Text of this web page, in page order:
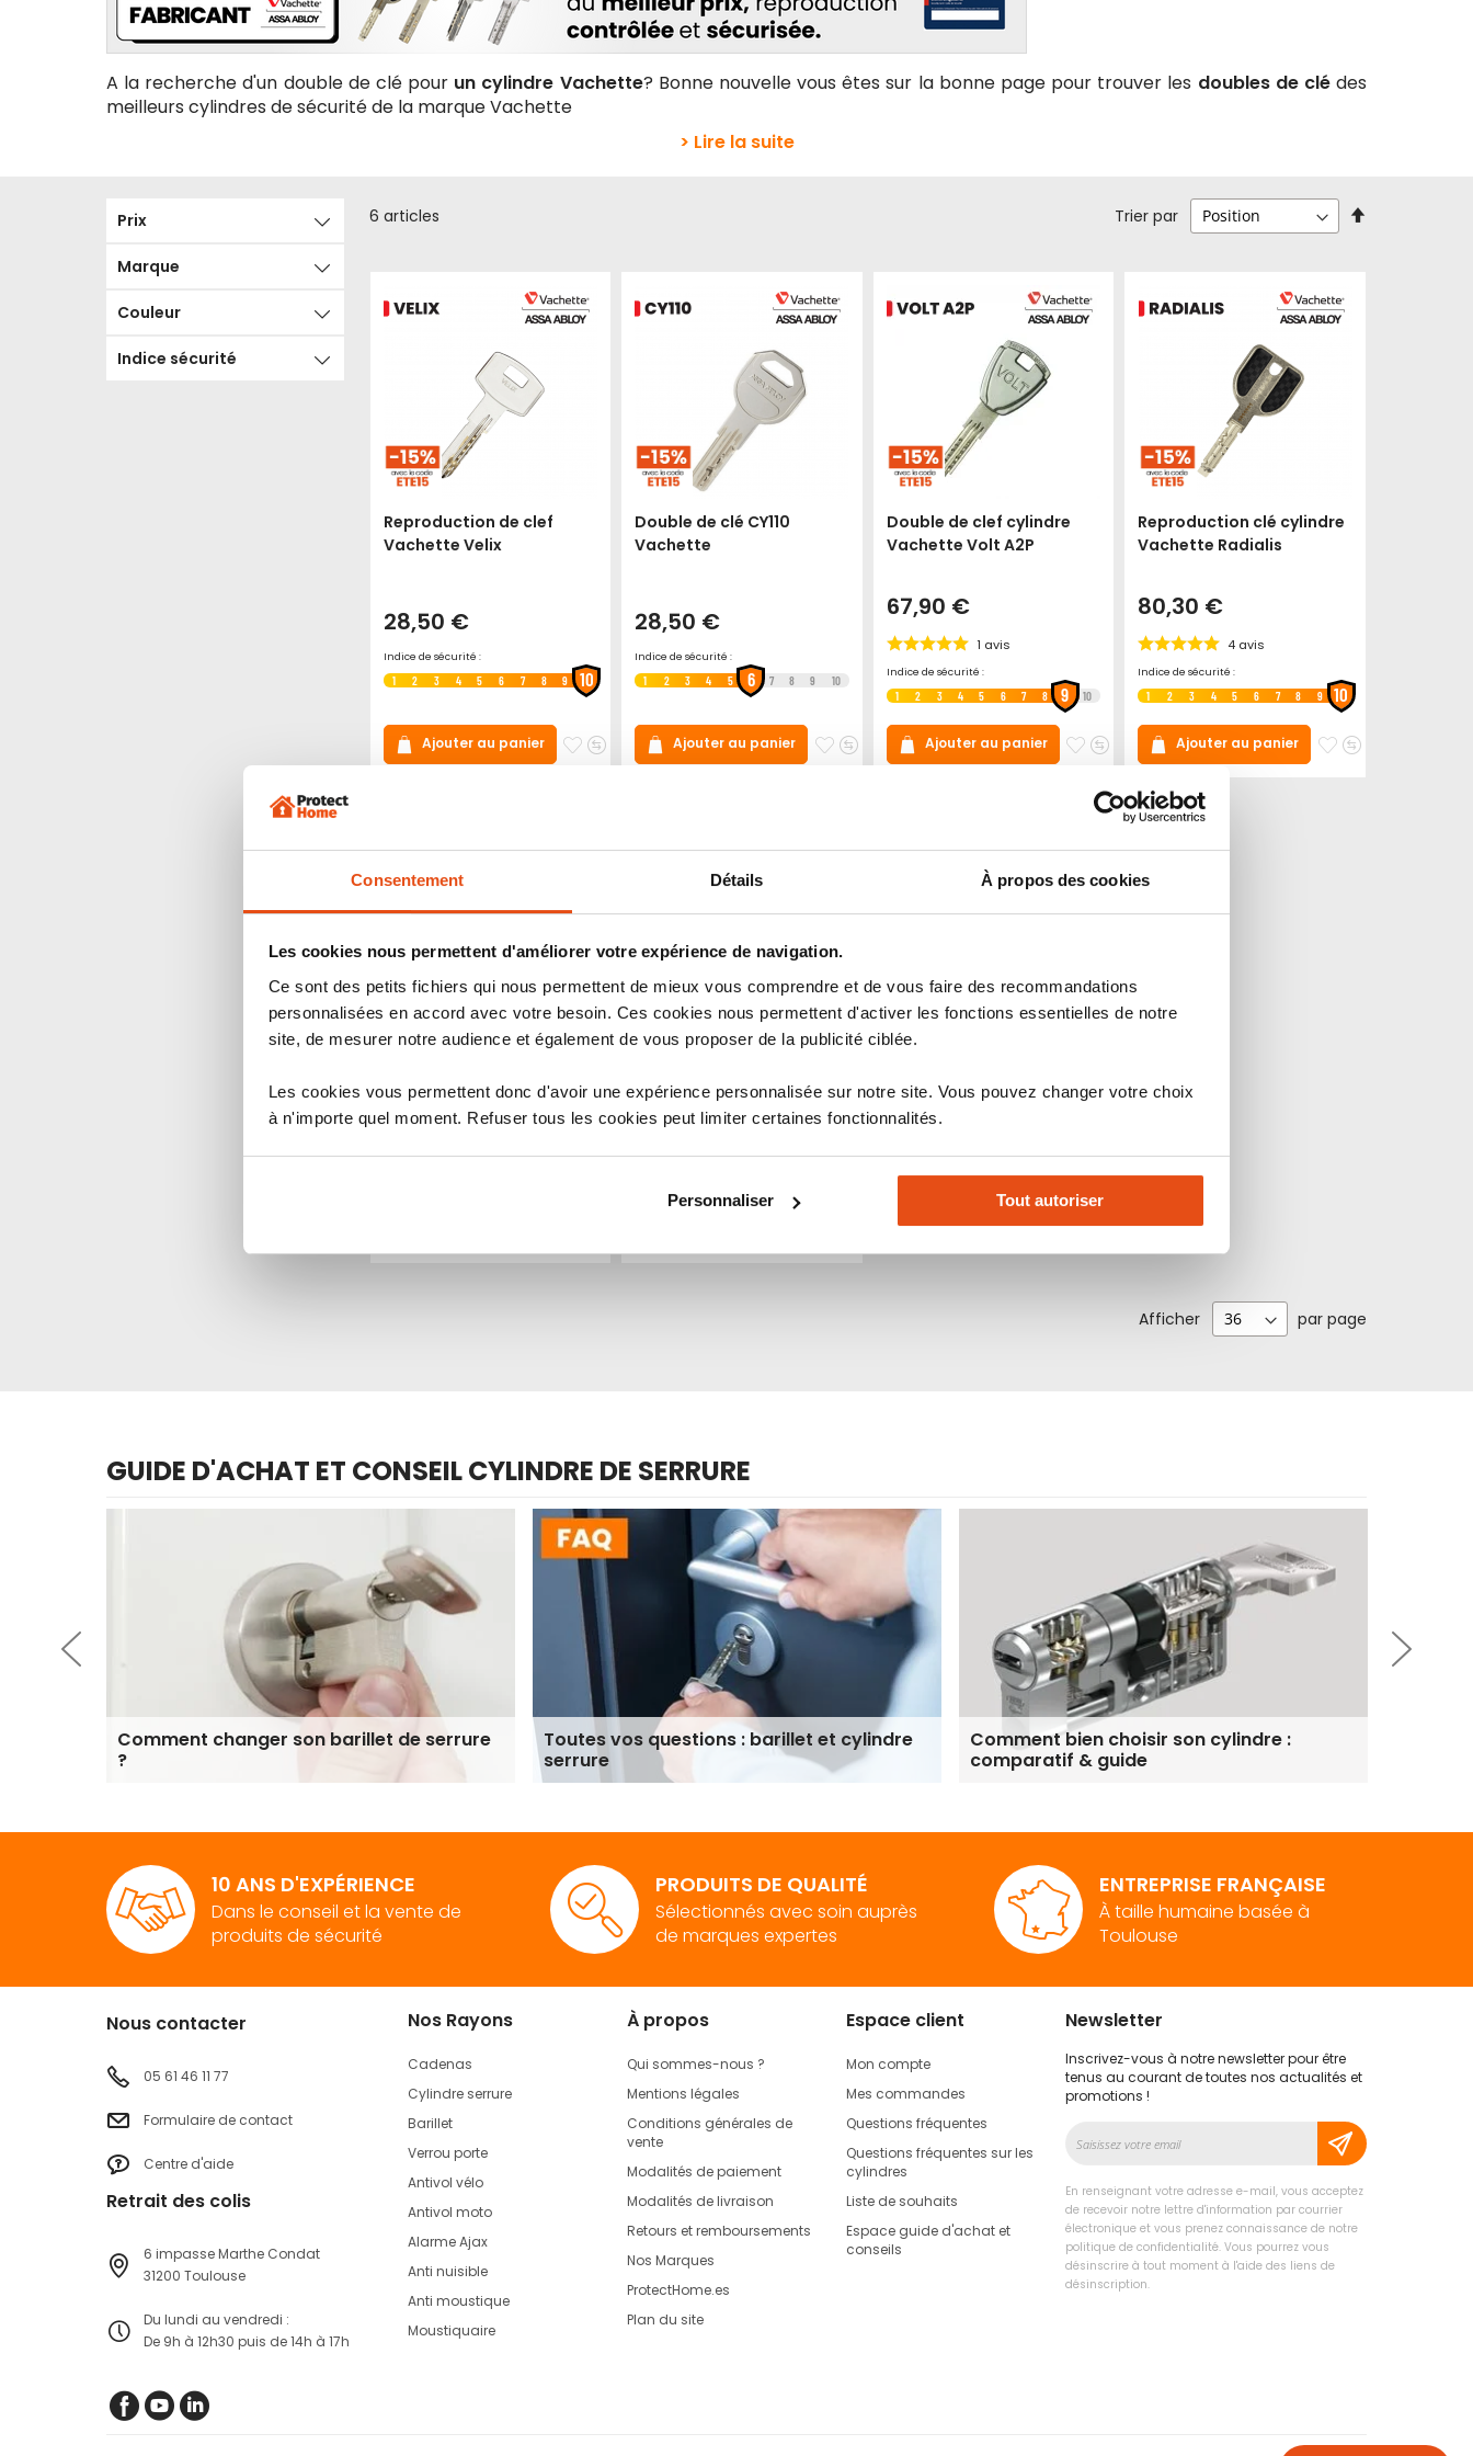
Consentement Détails À propos des cookies
Les cookies nous permettent d'améliorer votre expérience de navigation.
Ce sont des petits fichiers qui nous permettent de mieux vous comprendre et de vous faire des recommandations
personnalisées en accord avec votre besoin. Ces cookies nous permettent d'activer les fonctions essentielles de notre
site, de mesurer notre audience et également de vous proposer de la publicité ciblée.
Les cookies vous permettent donc d'avoir une expérience personnalisée sur notre site. Vous pouvez changer votre choix
à n'importe quel moment. Refuser tous les cookies peut limiter certaines fonctionnalités.
Personnaliser Tout autoriser
A la recherche d'un double de clé pour un cylindre Vachette? Bonne nouvelle vous êtes sur la bonne page pour trouver les doubles de clédes
meilleurs cylindres de sécurité de la marque Vachette
> Lire la suite
6 articles Trier par
Reproduction de clef
Vachette Velix
28,50 €
Indice de sécurité :
1 2 3 4 5 6 7 8 9 10
Ajouter au panier
AjouterAjouter
au
Double de clé CY110
Vachette
28,50 €
Indice de sécurité :
1 2 3 4 5 6 7 8 9 10
Ajouter au panier
AjouterAjouter
au
Double de clef cylindre
Vachette Volt A2P
67,90 €
1 avis
Indice de sécurité :
1 2 3 4 5 6 7 8 9 10
Ajouter au panier
Ajouter
mes
favoris
Ajouter
au
comparateur
Reproduction clé cylindre
Vachette Radialis
80,30 €
4 avis
Indice de sécurité :
1 2 3 4 5 6 7 8 9 10
Ajouter au panier
AjouterAjouter
Reproduction clef cylindre
81,25 €
Indice de sécurité :
à
au
Reproduction de clef
80,30 €
Indice de sécurité :
à
Ajouter
au
Afficher par page
Prix
Marque
Couleur
Indice sécurité
GUIDE D'ACHAT ET CONSEIL CYLINDRE DE SERRURE
Comment changer son barillet de serrure
?
Toutes vos questions : barillet et cylindre
serrure
Comment bien choisir son cylindre :
comparatif & guide
10 ANS D'EXPÉRIENCE
Dans le conseil et la vente de
produits de sécurité
PRODUITS DE QUALITÉ
Sélectionnés avec soin auprès
de marques expertes
ENTREPRISE FRANÇAISE
À taille humaine basée à
Toulouse
Nous contacter
05 61 46 11 77
Formulaire de contact
Centre d'aide
Retrait des colis
6 impasse Marthe Condat
31200 Toulouse
Du lundi au vendredi :
De 9h à 12h30 puis de 14h à 17h
Nos Rayons
Cadenas
Cylindre serrure
Barillet
Verrou porte
Antivol vélo
Antivol moto
Alarme Ajax
Anti nuisible
Anti moustique
Moustiquaire
À propos
Qui sommes-nous ?
Mentions légales
Conditions générales de
vente
Modalités de paiement
Modalités de livraison
Retours et remboursements
Nos Marques
ProtectHome.es
Plan du site
Espace client
Mon compte
Mes commandes
Questions fréquentes
Questions fréquentes sur les
cylindres
Liste de souhaits
Espace guide d'achat et
conseils
Newsletter
Inscrivez-vous à notre newsletter pour être
tenus au courant de toutes nos actualités et
promotions !
lettre
d’information
:
En renseignant votre adresse e-mail, vous acceptez
de recevoir notre lettre d'information par courrier
électronique et vous prenez connaissance de notre
politique de confidentialité. Vous pourrez vous
désinscrire à tout moment à l'aide des liens de
désinscription.